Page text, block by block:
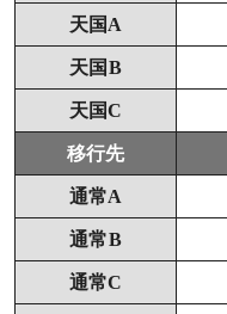
天国A
天国B
天国C
移行先
通常A
通常B
通常C